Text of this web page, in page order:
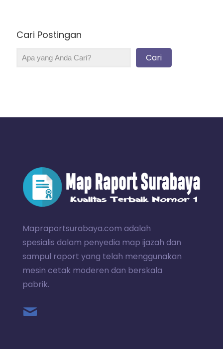
Cari Postingan
Cari
Mapraportsurabaya.com adalah
spesialis dalam penyedia map ijazah dan
sampul raport yang telah menggunakan
mesin cetak moderen dan berskala
pabrik.